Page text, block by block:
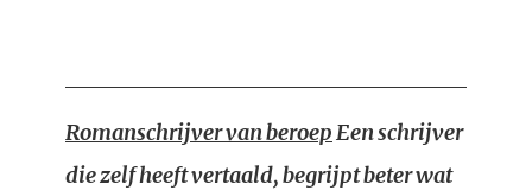
Romanschrijver van beroepEen schrijver
die zelf heeft vertaald, begrijpt beter wat